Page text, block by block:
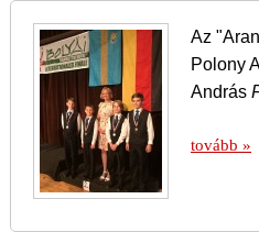
Az
Polony
András
tovább »